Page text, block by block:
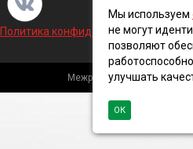
Политика конфиденциальности и
Межрегиональная
Мы используем
не могут
позволяют
улучшать
ОК